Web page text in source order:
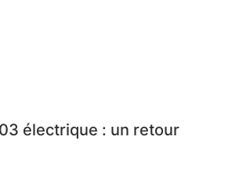
électrique : un retour